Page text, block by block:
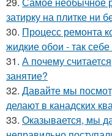
затирку на плитке ни
30. Процесс ремонта
жидкие обои - так
31. А почему
занятие?
32. Давайте мы
делают в канадских
33. Оказывается, мы